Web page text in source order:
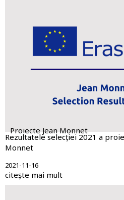
Proiecte Jean Monnet
Rezultatele selecției 2021 a
Monnet
2021-11-16
citește mai mult